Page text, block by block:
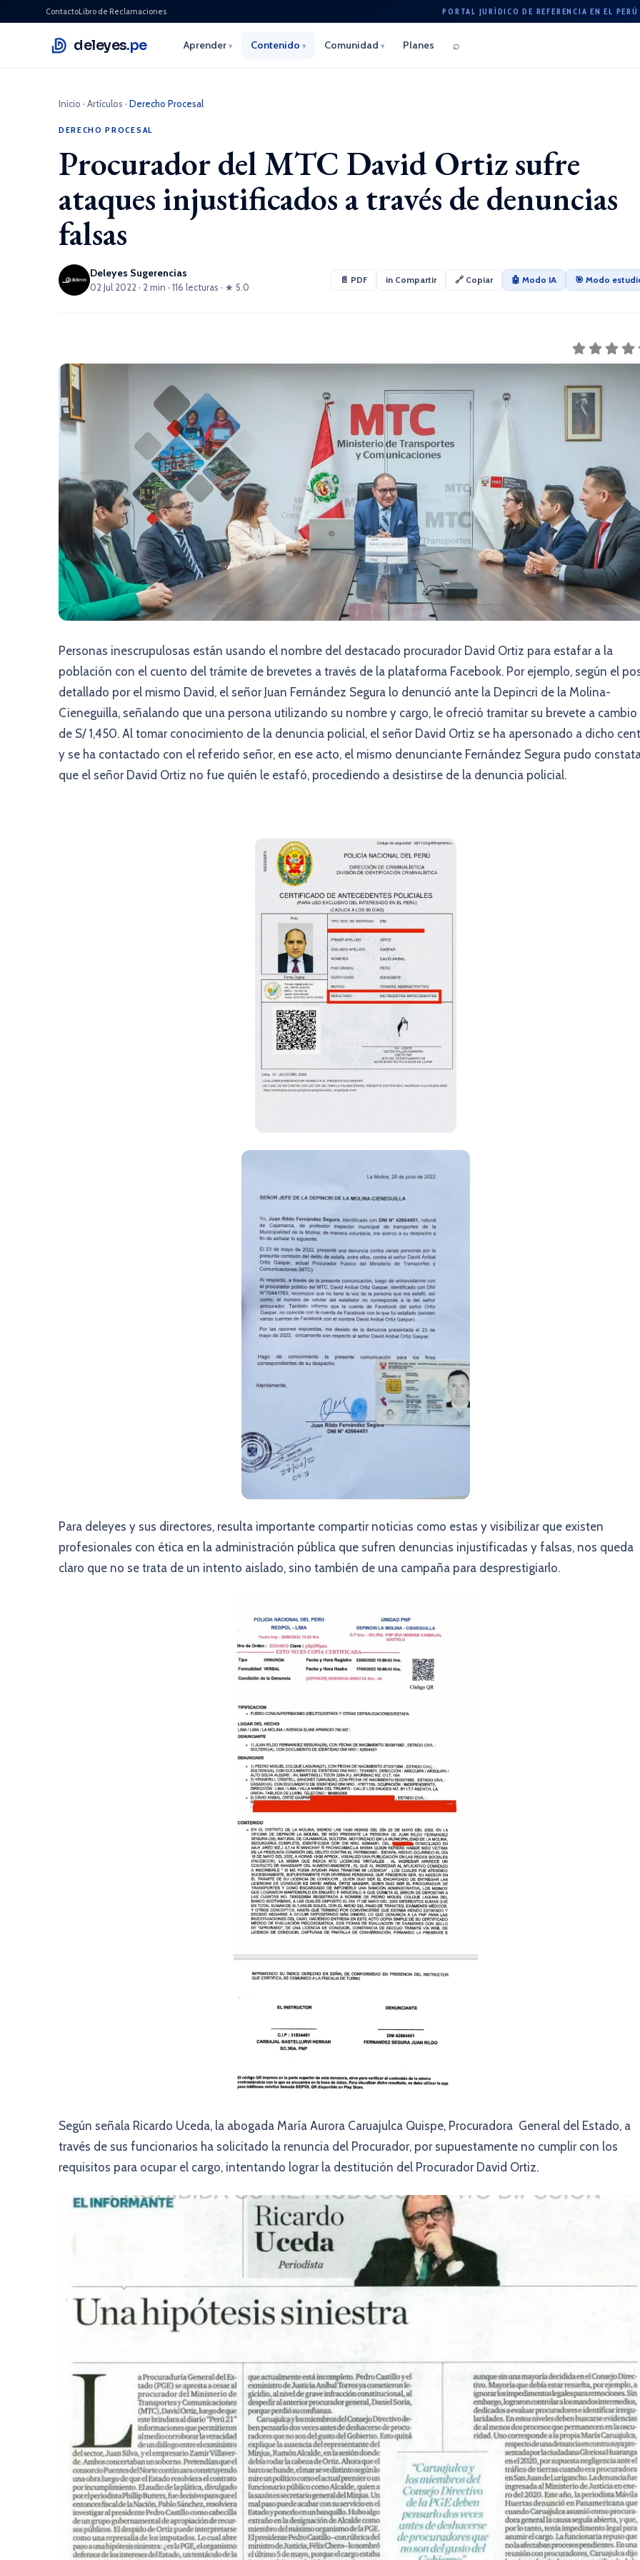
ContactoLibro de Reclamaciones PORTAL JURÍDICO DE REFERENCIA EN EL PERÚ
deleyes.pe Aprender ▾ Contenido ▾ Comunidad ▾ Planes ⌕
Inicio · Artículos · Derecho Procesal
DERECHO PROCESAL
Procurador del MTC David Ortiz sufre
ataques injustificados a través de denuncias
falsas
Deleyes Sugerencias
02 Jul 2022 · 2 min · 116 lecturas · ★ 5.0
📄 PDF in Compartir 🔗 Copiar 🤖 Modo IA 🎯 Modo
Personas inescrupulosas están usando el nombre del destacado procurador David Ortiz para estafar a la
población con el cuento del trámite de brevetes a través de la plataforma Facebook. Por ejemplo, según el
detallado por el mismo David, el señor Juan Fernández Segura lo denunció ante la Depincri de la Molina-
Cieneguilla, señalando que una persona utilizando su nombre y cargo, le ofreció tramitar su brevete a cambio
de S/ 1,450. Al tomar conocimiento de la denuncia policial, el señor David Ortiz se ha apersonado a dicho
y se ha contactado con el referido señor, en ese acto, el mismo denunciante Fernández Segura pudo
que el señor David Ortiz no fue quién le estafó, procediendo a desistirse de la denuncia policial.
Para deleyes y sus directores, resulta importante compartir noticias como estas y visibilizar que existen
profesionales con ética en la administración pública que sufren denuncias injustificadas y falsas, nos queda
claro que no se trata de un intento aislado, sino también de una campaña para desprestigiarlo.
Según señala Ricardo Uceda, la abogada María Aurora Caruajulca Quispe, Procuradora General del Estado, a
través de sus funcionarios ha solicitado la renuncia del Procurador, por supuestamente no cumplir con los
requisitos para ocupar el cargo, intentando lograr la destitución del Procurador David Ortiz.